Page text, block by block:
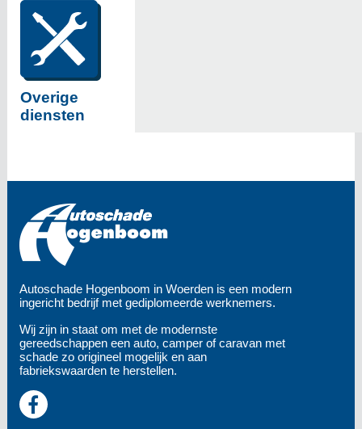
Overige
diensten
Autoschade Hogenboom in Woerden is een modern
ingericht bedrijf met gediplomeerde werknemers.
Wij zijn in staat om met de modernste
gereedschappen een auto, camper of caravan met
schade zo origineel mogelijk en aan
fabriekswaarden te herstellen.